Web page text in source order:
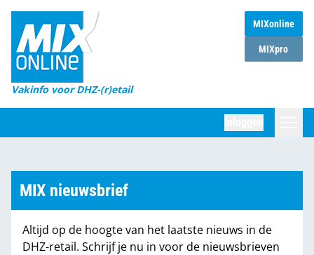
MIXonline
MIXpro
Vakinfo voor DHZ-(r)etail
Home
Magazines
DHZ Sessie
Marktcijfers
Partners
MIX nieuwsbrief
Altijd op de hoogte van het laatste nieuws in de
DHZ-retail. Schrijf je nu in voor de nieuwsbrieven